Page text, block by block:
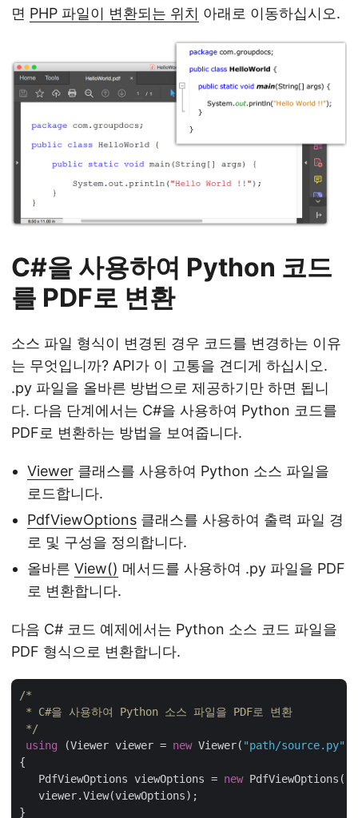
면 PHP 파일이 변환되는 위치 아래로 이동하십시오.
C#을 사용하여 Python 코드
를 PDF로 변환
소스 파일 형식이 변경된 경우 코드를 변경하는 이유
는 무엇입니까? API가 이 고통을 견디게 하십시오.
.py 파일을 올바른 방법으로 제공하기만 하면 됩니
다. 다음 단계에서는 C#을 사용하여 Python 코드를
PDF로 변환하는 방법을 보여줍니다.
Viewer 클래스를 사용하여 Python 소스 파일을
로드합니다.
PdfViewOptions 클래스를 사용하여 출력 파일 경
로 및 구성을 정의합니다.
올바른 View() 메서드를 사용하여 .py 파일을 PDF
로 변환합니다.
다음 C# 코드 예제에서는 Python 소스 코드 파일을
PDF 형식으로 변환합니다.
/*
* C#을 사용하여 Python 소스 파일을 PDF로 변환
*/
using (Viewer viewer = new Viewer( "path/source.py"
{
   PdfViewOptions viewOptions =
new PdfViewOptions(
   viewer.View(viewOptions);